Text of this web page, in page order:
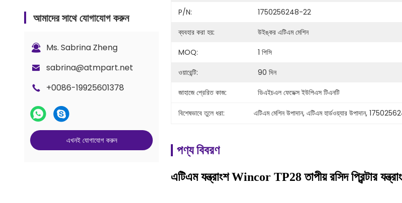
এ টি এম নগদ ক্যাসেট
G+D BPS C5 কাউন্টার পার্টস
আমাদের সাথে যোগাযোগ করুন
Ms. Sabrina Zheng
sabrina@atmpart.net
+0086-19925601378
এখনই যোগাযোগ করুন
P/N:
1750256248-22
ব্যবহার করা হয়:
উইঙ্কর এটিএম মেশিন
MOQ:
1 পিসি
ওয়ারেন্টি:
90 দিন
জাহাজে প্রেরিত কাজ:
ডিএইচএল ফেডেক্স ইউপিএস টিএনটি
বিশেষভাবে তুলে ধরা: এটিএম মেশিন উপাদান, এটিএম হার্ডওয়্যার উপাদান,
পণ্য বিবরণ
এটিএম যন্ত্রাংশ Wincor TP28 তাপীয় রসিদ প্রিন্টার